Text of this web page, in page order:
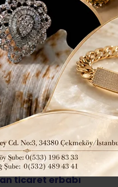
KDV
222 Ekonomi
uyarınca
ticaret erbabı